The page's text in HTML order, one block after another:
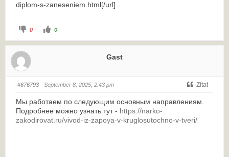
diplom-s-zaneseniem.html[/url]
0 0
Gast
#676793 · September 8, 2025, 2:43 pm Zitat
Мы работаем по следующим основным направлениям.
Подробнее можно узнать тут - https://narko-
zakodirovat.ru/vivod-iz-zapoya-v-kruglosutochno-v-tveri/